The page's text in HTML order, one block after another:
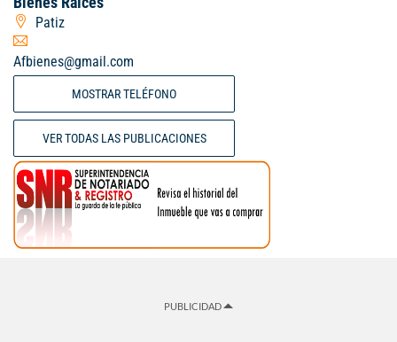
Patiz
Afbienes@gmail.com
MOSTRAR TELÉFONO
VER TODAS LAS PUBLICACIONES
PUBLICIDAD